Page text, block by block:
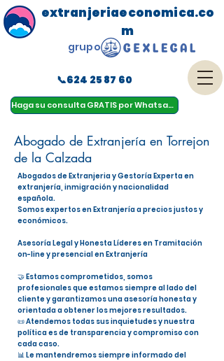
Haga su consulta GRATIS por Whatsapp
menu
extranjeriaeconomica.co
m
📞624 25 87 60
grupo
Abogado de Extranjería en Torrejon
de la Calzada
Abogados de Extranjeria y Gestoría Experta en
extranjería, inmigración y nacionalidad
española.
Somos expertos en Extranjería a precios justos y
económicos.
Asesoría Legal y Honesta Líderes en Tramitación
on-line y presencial en Extranjería
🤝 Estamos comprometidos, somos
profesionales que estamos siempre al lado del
cliente y garantizamos una asesoría honesta y
orientada a obtener los mejores resultados.
📜 Atendemos todas sus inquietudes y nuestra
política es de transparencia y compromiso con
cada caso.
📊 Le mantendremos siempre informado del